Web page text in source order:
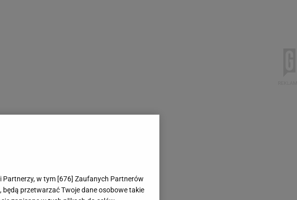
Partnerzy, w tym [676] Zaufanych Partnerów
będą przetwarzać Twoje dane osobowe takie